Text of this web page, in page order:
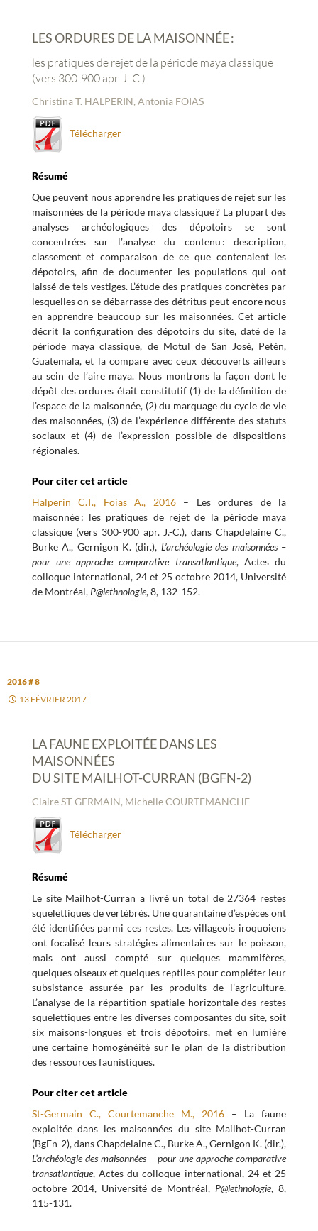
LES ORDURES DE LA MAISONNÉE :
les pratiques de rejet de la période maya classique
(vers 300-900 apr. J.-C.)
Christina T. HALPERIN, Antonia FOIAS
Télécharger
Résumé
Que peuvent nous apprendre les pratiques de rejet sur les
maisonnées de la période maya classique ? La plupart des
analyses archéologiques des dépotoirs se sont
concentrées sur l’analyse du contenu : description,
classement et comparaison de ce que contenaient les
dépotoirs, afin de documenter les populations qui ont
laissé de tels vestiges. L’étude des pratiques concrètes par
lesquelles on se débarrasse des détritus peut encore nous
en apprendre beaucoup sur les maisonnées. Cet article
décrit la configuration des dépotoirs du site, daté de la
période maya classique, de Motul de San José, Petén,
Guatemala, et la compare avec ceux découverts ailleurs
au sein de l’aire maya. Nous montrons la façon dont le
dépôt des ordures était constitutif (1) de la définition de
l’espace de la maisonnée, (2) du marquage du cycle de vie
des maisonnées, (3) de l’expérience différente des statuts
sociaux et (4) de l’expression possible de dispositions
régionales.
Pour citer cet article
Halperin C.T., Foias A., 2016 – Les ordures de la
maisonnée : les pratiques de rejet de la période maya
classique (vers 300-900 apr. J.-C.), dans Chapdelaine C.,
Burke A., Gernigon K. (dir.), L’archéologie des maisonnées –
pour une approche comparative transatlantique, Actes du
colloque international, 24 et 25 octobre 2014, Université
de Montréal, P@lethnologie, 8, 132-152.
2016 # 8
13 FÉVRIER 2017
LA FAUNE EXPLOITÉE DANS LES
MAISONNÉES
DU SITE MAILHOT-CURRAN (BGFN-2)
Claire ST-GERMAIN, Michelle COURTEMANCHE
Télécharger
Résumé
Le site Mailhot-Curran a livré un total de 27364 restes
squelettiques de vertébrés. Une quarantaine d’espèces ont
été identifiées parmi ces restes. Les villageois iroquoiens
ont focalisé leurs stratégies alimentaires sur le poisson,
mais ont aussi compté sur quelques mammifères,
quelques oiseaux et quelques reptiles pour compléter leur
subsistance assurée par les produits de l’agriculture.
L’analyse de la répartition spatiale horizontale des restes
squelettiques entre les diverses composantes du site, soit
six maisons-longues et trois dépotoirs, met en lumière
une certaine homogénéité sur le plan de la distribution
des ressources faunistiques.
Pour citer cet article
St-Germain C., Courtemanche M., 2016 – La faune
exploitée dans les maisonnées du site Mailhot-Curran
(BgFn-2), dans Chapdelaine C., Burke A., Gernigon K. (dir.),
L’archéologie des maisonnées – pour une approche comparative
transatlantique, Actes du colloque international, 24 et 25
octobre 2014, Université de Montréal, P@lethnologie, 8,
115-131.